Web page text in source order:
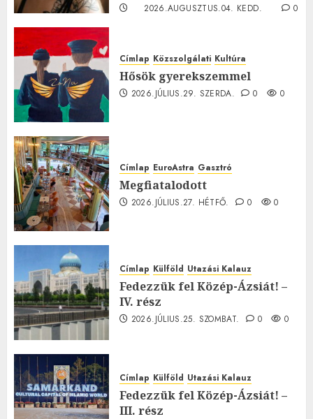
2026.AUGUSZTUS.04. KEDD.
0
Címlap Közszolgálati Kultúra
Hősök gyerekszemmel
2026.JÚLIUS.29. SZERDA. 0 0
Címlap EuroAstra Gasztró
Megfiatalodott
2026.JÚLIUS.27. HÉTFŐ. 0 0
Címlap Külföld Utazási Kalauz
Fedezzük fel Közép-Ázsiát! –
IV. rész
2026.JÚLIUS.25. SZOMBAT. 0 0
Címlap Külföld Utazási Kalauz
Fedezzük fel Közép-Ázsiát! –
III. rész